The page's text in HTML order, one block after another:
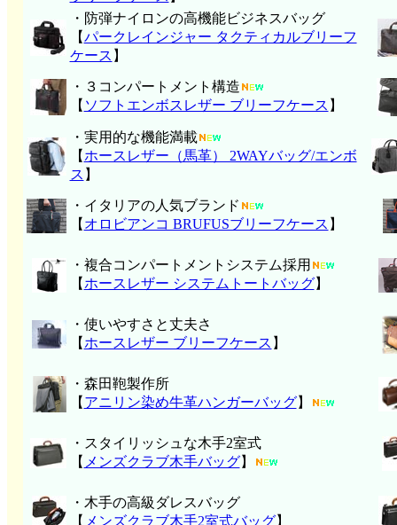
・防弾ナイロンの高機能ビジネスバッグ
【パークレインジャー タクティカルブリーフ
ケース 】
・３コンパートメント構造
【 ソフトエンボスレザー ブリーフケース 】
・実用的な機能満載
【 ホースレザー（馬革） 2WAYバッグ/エンボ
ス 】
・イタリアの人気ブランド
【 オロビアンコ BRUFUSブリーフケース 】
・複合コンパートメントシステム採用
【 ホースレザー システムトートバッグ】
・使いやすさと丈夫さ
【 ホースレザー ブリーフケース 】
・森田鞄製作所
【 アニリン染め牛革ハンガーバッグ】
・スタイリッシュな木手2室式
【 メンズクラブ木手バッグ】
・木手の高級ダレスバッグ
【 メンズクラブ木手2室式バッグ】